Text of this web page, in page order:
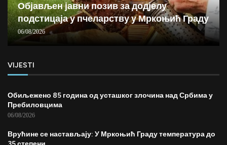
Објављен јавни позив за додјелу
подстицаја у пчеларству у Мркоњић Граду
06/08/2026
VIJESTI
Обиљежено 85 година од усташког злочина над Србима у
Пребиловцима
06/08/2026
Врућине се настављају: У Мркоњић Граду температура до